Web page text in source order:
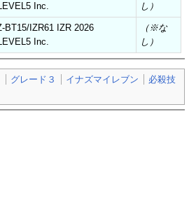
Inc.
し）
BT15/IZR61 IZR 2026
Inc.
（※な
し）
グレード３ イナズマイレブン
必殺技